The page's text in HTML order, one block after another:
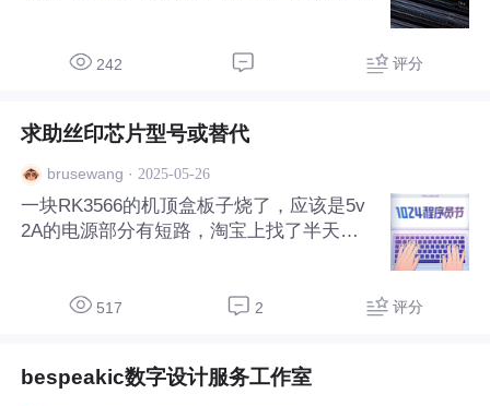
242 评分
求助丝印芯片型号或替代
brusewang · 2025-05-26
一块RK3566的机顶盒板子烧了，应该是5v
2A的电源部分有短路，淘宝上找了半天没
517 2 评分
bespeakic数字设计服务工作室